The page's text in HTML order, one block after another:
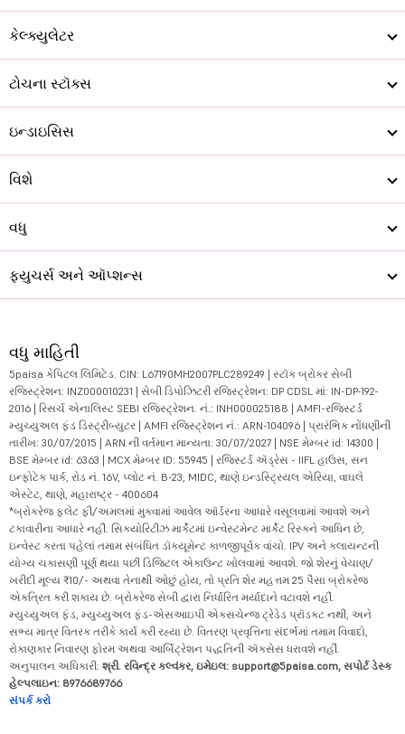
કેલ્ક્યુલેટર
ટોચના સ્ટૉક્સ
ઇન્ડાઇસિસ
વિશે
વધુ
ફ્યુચર્સ અને ઑપ્શન્સ
વધુ માહિતી
5paisa કેપિટલ લિમિટેડ. CIN: L67190MH2007PLC289249 | સ્ટૉક બ્રોકર સેબી
રજિસ્ટ્રેશન: INZ000010231 | સેબી ડિપોઝિટરી રજિસ્ટ્રેશન: DP CDSL માં: IN-DP-192-
2016 | રિસર્ચ એનાલિસ્ટ SEBI રજિસ્ટ્રેશન. નં.: INH000025188 | AMFI-રજિસ્ટર્ડ
મ્યુચ્યુઅલ ફંડ ડિસ્ટ્રીબ્યુટર | AMFI રજિસ્ટ્રેશન નં.: ARN-104096 | પ્રારંભિક નોંધણીની
તારીખ: 30/07/2015 | ARN ની વર્તમાન માન્યતા: 30/07/2027 | NSE મેમ્બર id: 14300 |
BSE મેમ્બર id: 6363 | MCX મેમ્બર ID: 55945 | રજિસ્ટર્ડ ઍડ્રેસ - IIFL હાઉસ, સન
ઇન્ફોટેક પાર્ક, રોડ નં. 16V, પ્લોટ નં. B-23, MIDC, થાણે ઇન્ડસ્ટ્રિયલ એરિયા, વાઘલે
એસ્ટેટ, થાણે, મહારાષ્ટ્ર - 400604
*બ્રોકરેજ ફ્લેટ ફી/અમલમાં મુકવામાં આવેલ ઑર્ડરના આધારે વસૂલવામાં આવશે અને
ટકાવારીના આધારે નહીં. સિક્યોરિટીઝ માર્કેટમાં ઇન્વેસ્ટમેન્ટ માર્કેટ રિસ્કને આધિન છે,
ઇન્વેસ્ટ કરતા પહેલાં તમામ સંબંધિત ડૉક્યૂમેન્ટ કાળજીપૂર્વક વાંચો. IPV અને ક્લાયન્ટની
યોગ્ય ચકાસણી પૂર્ણ થયા પછી ડિજિટલ એકાઉન્ટ ખોલવામાં આવશે. જો શેરનું વેચાણ/
ખરીદી મૂલ્ય ₹10/- અથવા તેનાથી ઓછું હોય, તો પ્રતિ શેર મહત્તમ 25 પૈસા બ્રોકરેજ
એકત્રિત કરી શકાય છે. બ્રોકરેજ સેબી દ્વારા નિર્ધારિત મર્યાદાને વટાવશે નહીં.
મ્યુચ્યુઅલ ફંડ, મ્યુચ્યુઅલ ફંડ-એસઆઇપી એક્સચેન્જ ટ્રેડેડ પ્રૉડક્ટ નથી, અને
સભ્ય માત્ર વિતરક તરીકે કાર્ય કરી રહ્યા છે. વિતરણ પ્રવૃત્તિના સંદર્ભમાં તમામ વિવાદો,
રોકાણકાર નિવારણ ફોરમ અથવા આર્બિટ્રેશન પદ્ધતિની ઍક્સેસ ધરાવશે નહીં.
અનુપાલન અધિકારી: શ્રી. રવિન્દ્ર કલ્વંકર, ઇમેઇલ: support@5paisa.com, સપોર્ટ ડેસ્ક
હેલ્પલાઇન: 8976689766
સંપર્ક કરો